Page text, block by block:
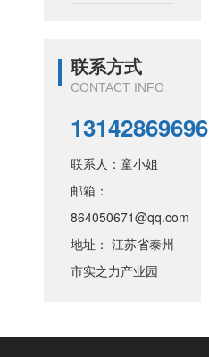
联系方式
CONTACT INFO
13142869696
联系人：童小姐
邮箱：
864050671@qq.com
地址： 江苏省泰州
市实之力产业园